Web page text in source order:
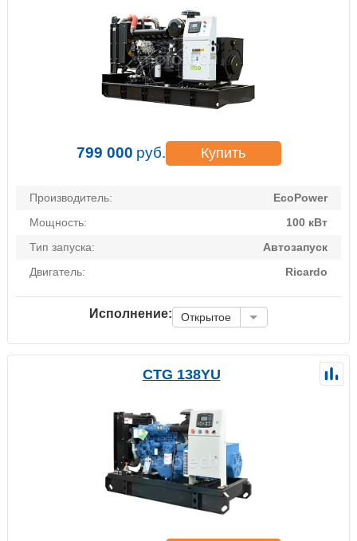
799 000 руб. Купить
Производитель:
EcoPower
Мощность:
100 кВт
Тип запуска:
Автозапуск
Двигатель:
Ricardo
Исполнение: Открытое
CTG 138YU